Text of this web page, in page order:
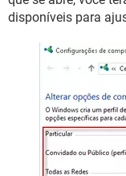
disponíveis para